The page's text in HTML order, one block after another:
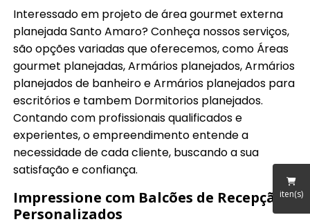
iten(s)
Interessado em projeto de área gourmet externa
planejada Santo Amaro? Conheça nossos serviços,
são opções variadas que oferecemos, como Áreas
gourmet planejadas, Armários planejados, Armários
planejados de banheiro e Armários planejados para
escritórios e tambem Dormitorios planejados.
Contando com profissionais qualificados e
experientes, o empreendimento entende a
necessidade de cada cliente, buscando a sua
satisfação e confiança.
Impressione com Balcões de Recepção
Personalizados